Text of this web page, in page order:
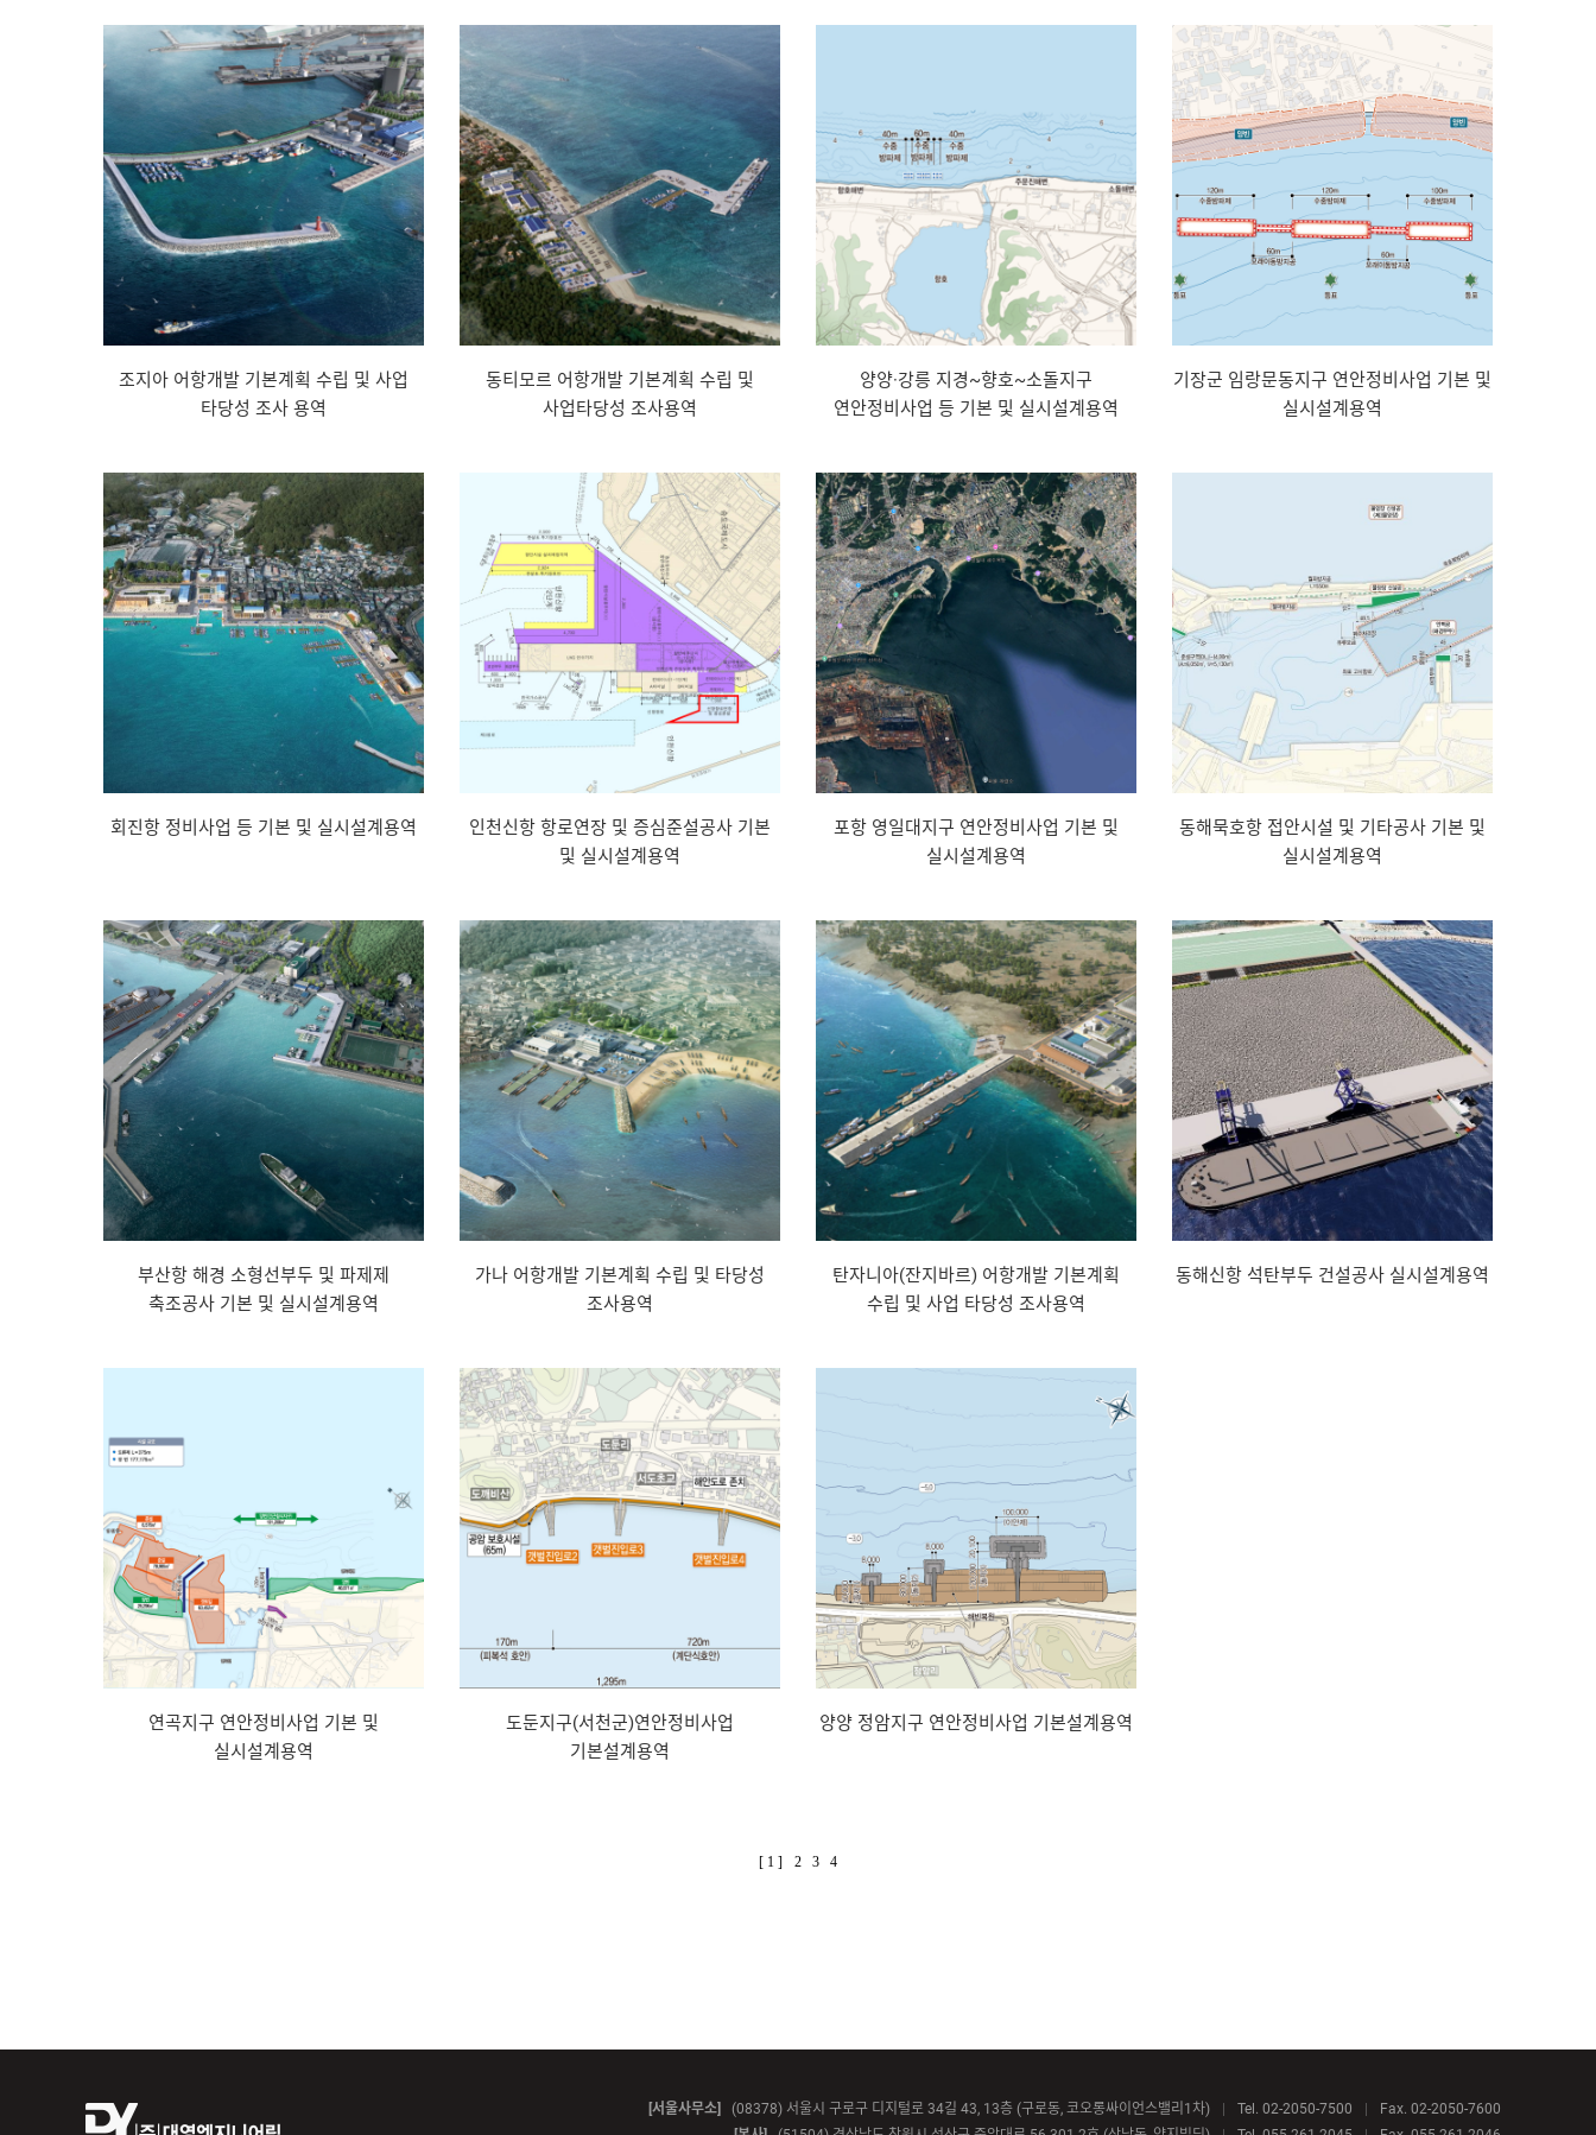
조지아 어항개발 기본계획 수립 및 사업
타당성 조사 용역
동티모르 어항개발 기본계획 수립 및
사업타당성 조사용역
양양·강릉 지경~향호~소돌지구
연안정비사업 등 기본 및 실시설계용역
기장군 임랑문동지구 연안정비사업 기본 및
실시설계용역
회진항 정비사업 등 기본 및 실시설계용역
인천신항 항로연장 및 증심준설공사 기본
및 실시설계용역
포항 영일대지구 연안정비사업 기본 및
실시설계용역
동해묵호항 접안시설 및 기타공사 기본 및
실시설계용역
부산항 해경 소형선부두 및 파제제
축조공사 기본 및 실시설계용역
가나 어항개발 기본계획 수립 및 타당성
조사용역
탄자니아(잔지바르) 어항개발 기본계획
수립 및 사업 타당성 조사용역
동해신항 석탄부두 건설공사 실시설계용역
연곡지구 연안정비사업 기본 및
실시설계용역
도둔지구(서천군)연안정비사업
기본설계용역
양양 정암지구 연안정비사업 기본설계용역
[ 1 ] 2 3 4
[서울사무소] (08378) 서울시 구로구 디지털로 34길 43, 13층 (구로동, 코오롱싸이언스밸리1차) Tel. 02-2050-7500
Fax. 02-2050-7600